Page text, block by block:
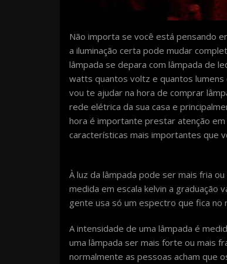
Não importa se você está pensando
a iluminação certa pode mudar
lâmpada se depara com lâmpada de
watts quantos voltz e quantos lumens
vou te ajudar na hora de comprar
rede elétrica da sua casa e
hora é importante prestar atenção
características mais importantes que
À luz da lâmpada pode ser mais fria
medida em escala kelvin a graduação
gente usa só um espectro que fica no
A intensidade de uma lâmpada é
uma lâmpada ser mais forte ou mais
normalmente as pessoas acham que